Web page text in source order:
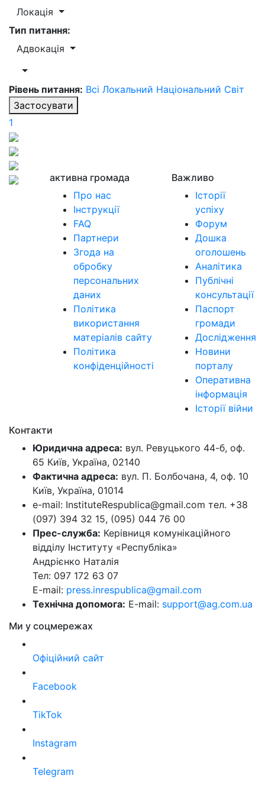
Локація
Тип питання:
Адвокація
Рівень питання: Всі Локальний Національний Світ
Застосувати
1
активна громада
Про нас
Інструкції
FAQ
Партнери
Згода на
обробку
персональних
даних
Політика
використання
матеріалів сайту
Політика
конфіденційності
Важливо
Історії
успіху
Форум
Дошка
оголошень
Аналітика
Публічні
консультації
Паспорт
громади
Дослідження
Новини
порталу
Оперативна
інформація
Історії війни
Контакти
Юридична адреса: вул. Ревуцького 44-б, оф.
65 Київ, Україна, 02140
Фактична адреса: вул. П. Болбочана, 4, оф. 10
Київ, Україна, 01014
e-mail: InstituteRespublica@gmail.com тел. +38
(097) 394 32 15, (095) 044 76 00
Прес-служба: Керівниця комунікаційного
відділу Інституту «Республіка»
Андрієнко Наталія
Тел: 097 172 63 07
E-mail: press.inrespublica@gmail.com
Технічна допомога: E-mail: support@ag.com.ua
Ми у соцмережах
Офіційний сайт
Facebook
TikTok
Instagram
Telegram